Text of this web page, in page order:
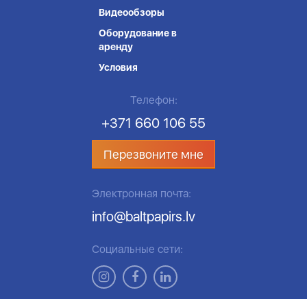
Видеообзоры
Оборудование в
аренду
Условия
Телефон:
+371 660 106 55
Перезвоните мне
Электронная почта:
info@baltpapirs.lv
Социальные сети: